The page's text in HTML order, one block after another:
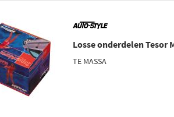
Losse onderdelen Tesor
TE MASSA